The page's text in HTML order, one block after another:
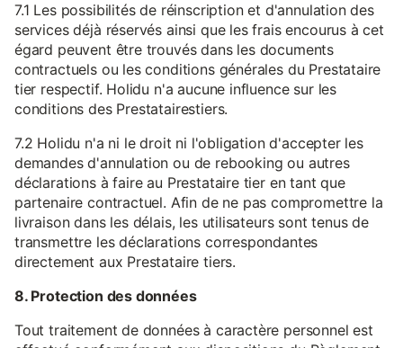
7.1 Les possibilités de réinscription et d'annulation des
services déjà réservés ainsi que les frais encourus à cet
égard peuvent être trouvés dans les documents
contractuels ou les conditions générales du Prestataire
tier respectif. Holidu n'a aucune influence sur les
conditions des Prestatairestiers.
7.2 Holidu n'a ni le droit ni l'obligation d'accepter les
demandes d'annulation ou de rebooking ou autres
déclarations à faire au Prestataire tier en tant que
partenaire contractuel. Afin de ne pas compromettre la
livraison dans les délais, les utilisateurs sont tenus de
transmettre les déclarations correspondantes
directement aux Prestataire tiers.
8. Protection des données
Tout traitement de données à caractère personnel est